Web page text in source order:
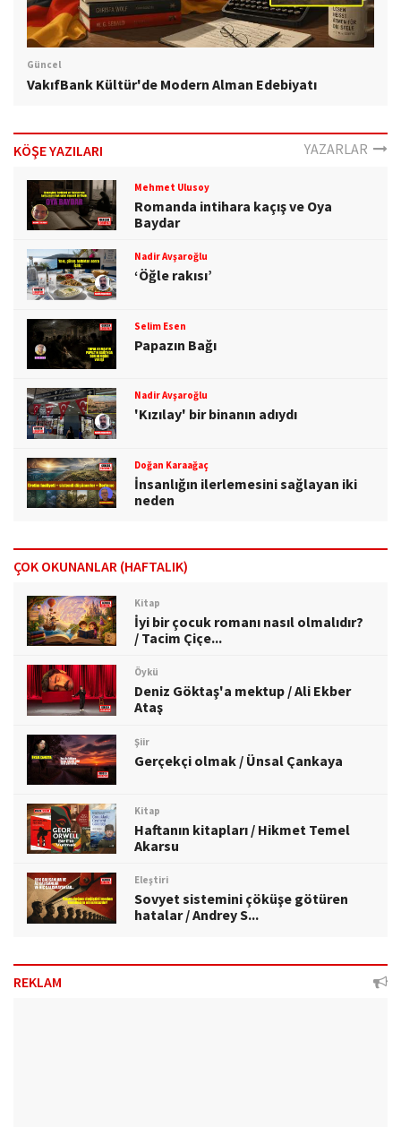
Güncel
VakıfBank Kültür'de Modern Alman Edebiyatı
KÖŞE YAZILARI YAZARLAR
Mehmet Ulusoy
Romanda intihara kaçış ve Oya
Baydar
Nadir Avşaroğlu
‘Öğle rakısı’
Selim Esen
Papazın Bağı
Nadir Avşaroğlu
'Kızılay' bir binanın adıydı
Doğan Karaağaç
İnsanlığın ilerlemesini sağlayan iki
neden
ÇOK OKUNANLAR (HAFTALIK)
Kitap
İyi bir çocuk romanı nasıl olmalıdır?
/ Tacim Çiçe...
Öykü
Deniz Göktaş'a mektup / Ali Ekber
Ataş
Şiir
Gerçekçi olmak / Ünsal Çankaya
Kitap
Haftanın kitapları / Hikmet Temel
Akarsu
Eleştiri
Sovyet sistemini çöküşe götüren
hatalar / Andrey S...
REKLAM